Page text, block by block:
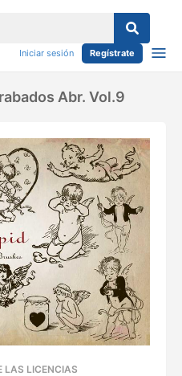
Iniciar sesión Regístrate
Abr. Vol.9
LAS LICENCIAS